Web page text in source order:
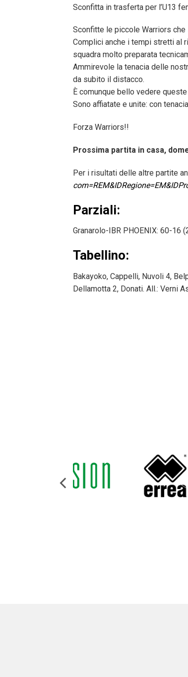
Sconfitta in trasferta per l’U13
Sconfitte le piccole Warriors che
Complici anche i tempi stretti al
squadra molto preparata
Ammirevole la tenacia delle
da subito il distacco.
È comunque bello vedere
Sono affiatate e unite: con
Forza Warriors!!
Prossima partita in casa,
Per i risultati delle altre partite
Parziali:
Granarolo-IBR PHOENIX: 60-16
Tabellino:
Bakayoko, Cappelli, Nuvoli 4,
Dellamotta 2, Donati. All.: Verni